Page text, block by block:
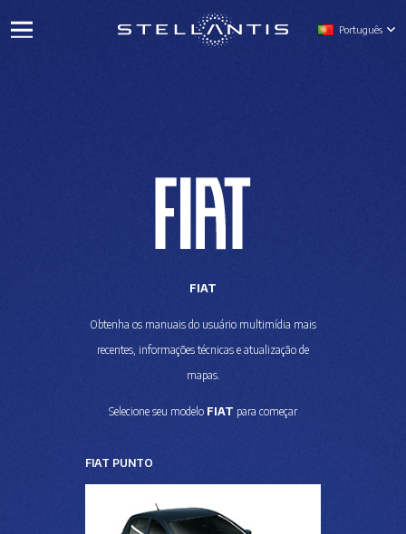
Português
FIAT
Obtenha os manuais do usuário multimídia mais
recentes, informações técnicas e atualização de
mapas.
Selecione seu modelo FIAT para começar
FIAT PUNTO